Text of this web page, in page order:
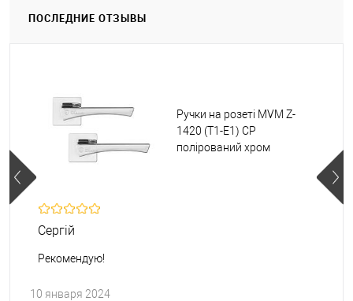
ПОСЛЕДНИЕ ОТЗЫВЫ
Ручки на розеті MVM Z-
1420 (T1-E1) CP
полірований хром
Сергій
Рекомендую!
10 января 2024